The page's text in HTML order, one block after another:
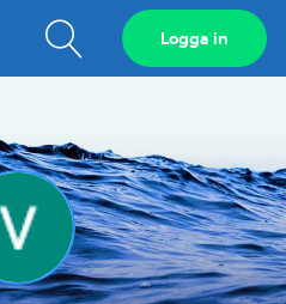
Visa
sökfält
Logga in